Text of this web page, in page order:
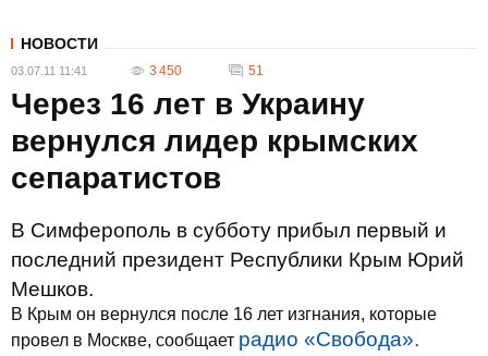
НОВОСТИ
03.07.11 11:41 3 450 51
Через 16 лет в Украину
вернулся лидер крымских
сепаратистов
В Симферополь в субботу прибыл первый и
последний президент Республики Крым Юрий
Мешков.
В Крым он вернулся после 16 лет изгнания, которые
провел в Москве, сообщает радио «Свобода».